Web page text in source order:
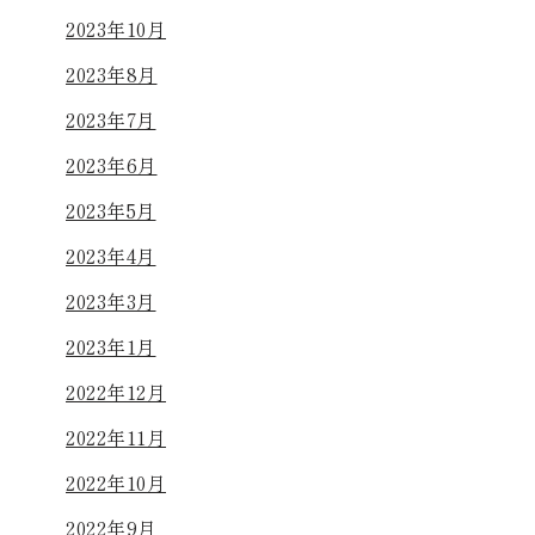
2023年10月
2023年8月
2023年7月
2023年6月
2023年5月
2023年4月
2023年3月
2023年1月
2022年12月
2022年11月
2022年10月
2022年9月